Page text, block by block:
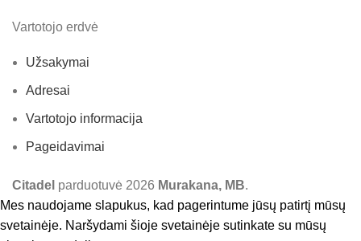
Vartotojo erdvė
Užsakymai
Adresai
Vartotojo informacija
Pageidavimai
Citadel parduotuvė 2026 Murakana, MB.
Mes naudojame slapukus, kad pagerintume jūsų patirtį mūsų
svetainėje. Naršydami šioje svetainėje sutinkate su mūsų